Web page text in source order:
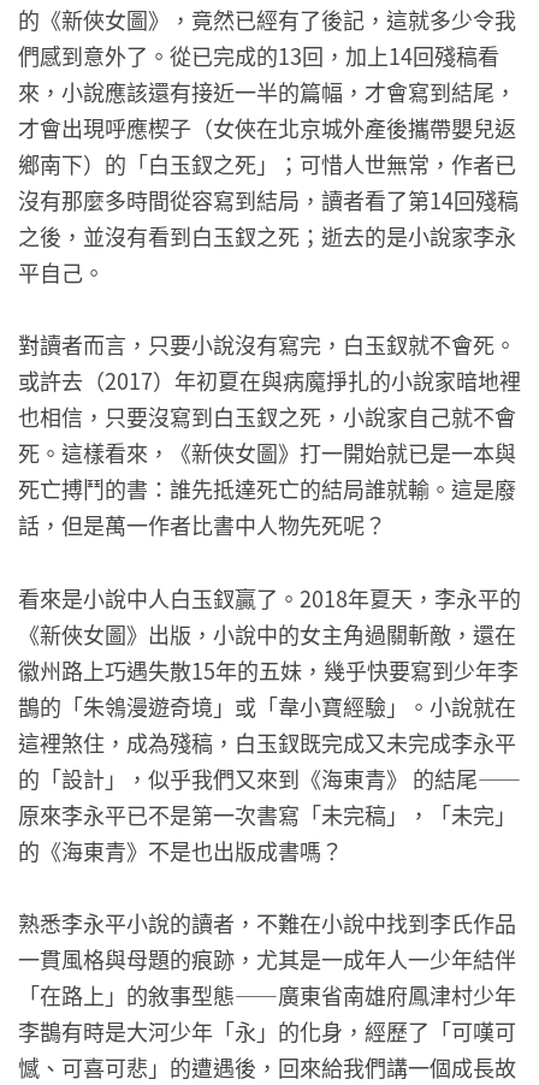
的《新俠女圖》，竟然已經有了後記，這就多少令我
們感到意外了。從已完成的13回，加上14回殘稿看
來，小說應該還有接近一半的篇幅，才會寫到結尾，
才會出現呼應楔子（女俠在北京城外產後攜帶嬰兒返
鄉南下）的「白玉釵之死」；可惜人世無常，作者已
沒有那麼多時間從容寫到結局，讀者看了第14回殘稿
之後，並沒有看到白玉釵之死；逝去的是小說家李永
平自己。
對讀者而言，只要小說沒有寫完，白玉釵就不會死。
或許去（2017）年初夏在與病魔掙扎的小說家暗地裡
也相信，只要沒寫到白玉釵之死，小說家自己就不會
死。這樣看來，《新俠女圖》打一開始就已是一本與
死亡搏鬥的書：誰先抵達死亡的結局誰就輸。這是廢
話，但是萬一作者比書中人物先死呢？
看來是小說中人白玉釵贏了。2018年夏天，李永平的
《新俠女圖》出版，小說中的女主角過關斬敵，還在
徽州路上巧遇失散15年的五妹，幾乎快要寫到少年李
鵲的「朱鴒漫遊奇境」或「韋小寶經驗」。小說就在
這裡煞住，成為殘稿，白玉釵既完成又未完成李永平
的「設計」，似乎我們又來到《海東青》 的結尾——
原來李永平已不是第一次書寫「未完稿」，「未完」
的《海東青》不是也出版成書嗎？
熟悉李永平小說的讀者，不難在小說中找到李氏作品
一貫風格與母題的痕跡，尤其是一成年人一少年結伴
「在路上」的敘事型態——廣東省南雄府鳳津村少年
李鵲有時是大河少年「永」的化身，經歷了「可嘆可
憾、可喜可悲」的遭遇後，回來給我們講一個成長故